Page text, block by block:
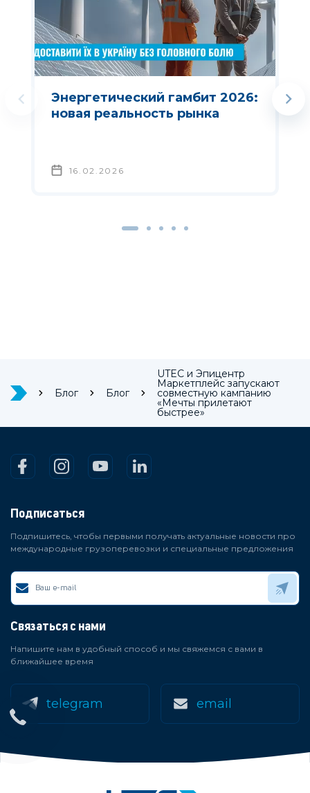
Энергетический гамбит 2026:
новая реальность рынка
16.02.2026
Блог Блог
UTEC и Эпицентр
Маркетплейс запускают
совместную кампанию
«Мечты прилетают
быстрее»
Подписаться
Подпишитесь, чтобы первыми получать актуальные новости про
международные грузоперевозки и специальные предложения
Связаться с нами
Напишите нам в удобный способ и мы свяжемся с вами в
ближайшее время
telegram email